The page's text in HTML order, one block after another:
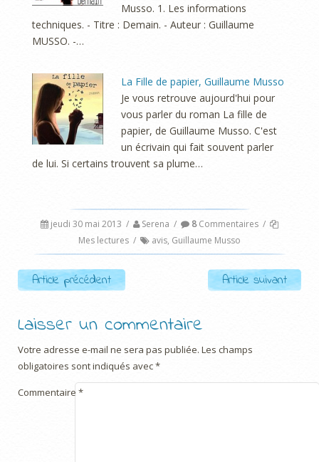
Musso. 1. Les informations
techniques. - Titre : Demain. - Auteur : Guillaume
MUSSO. -…
La Fille de papier, Guillaume Musso
Je vous retrouve aujourd'hui pour
vous parler du roman La fille de
papier, de Guillaume Musso. C'est
un écrivain qui fait souvent parler
de lui. Si certains trouvent sa plume…
jeudi 30 mai 2013 / Serena / 8Commentaires /
Mes lectures / avis, Guillaume Musso
Post navigation
Article précédent Article suivant
Laisser un commentaire
Votre adresse e-mail ne sera pas publiée. Les champs
obligatoires sont indiqués avec*
Commentaire *